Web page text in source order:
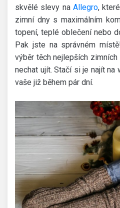
skvělé slevy na Allegro,
zimní dny s maximálním
topení, teplé oblečení nebo
Pak jste na správném
výběr těch nejlepších
nechat ujít. Stačí si je najít na
vaše již během pár dní.